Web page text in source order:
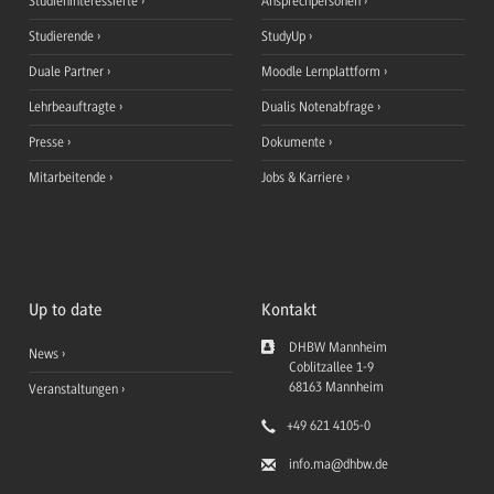
Studierende
Duale Partner
Lehrbeauftragte
Presse
Mitarbeitende
StudyUp
Moodle Lernplattform
Dualis Notenabfrage
Dokumente
Jobs & Karriere
Up to date
News
Veranstaltungen
Kontakt
DHBW Mannheim
Coblitzallee 1-9
68163 Mannheim
+49 621 4105-0
info.ma@dhbw.de